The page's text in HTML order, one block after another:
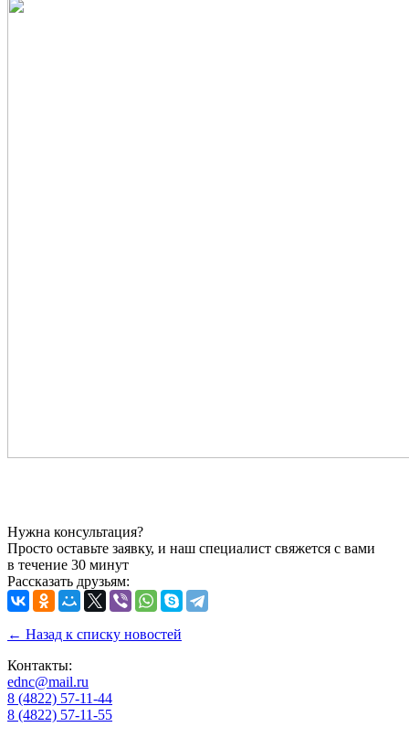
Нужна консультация?
Просто оставьте заявку, и наш специалист свяжется с вами
в течение 30 минут
Рассказать друзьям:
← Назад к списку новостей
Контакты:
ednc@mail.ru
8 (4822) 57-11-44
8 (4822) 57-11-55